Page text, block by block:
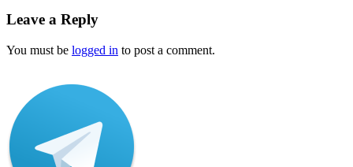
Leave a Reply
You must be logged in to post a comment.